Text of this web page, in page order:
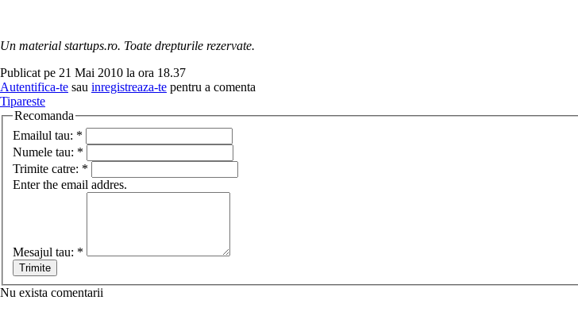
Un material startups.ro. Toate drepturile rezervate.
Publicat pe 21 Mai 2010 la ora 18.37
Autentifica-te sau inregistreaza-te pentru a comenta
Tipareste
Recomanda
Emailul tau: *
Numele tau: *
Trimite catre: *
Enter the email addres.
Mesajul tau: *
Nu exista comentarii